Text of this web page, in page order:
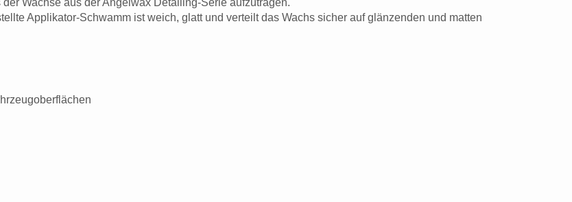
Applikator-Schwamm ist weich, glatt und verteilt das Wachs sicher auf glänzenden und matten